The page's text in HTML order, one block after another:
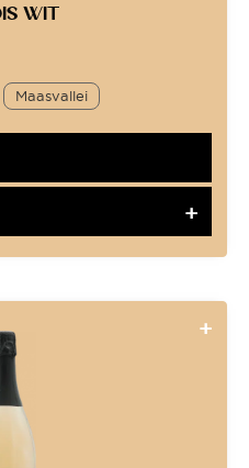
WIT
Maasvallei